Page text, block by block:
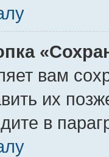
вам
их
в